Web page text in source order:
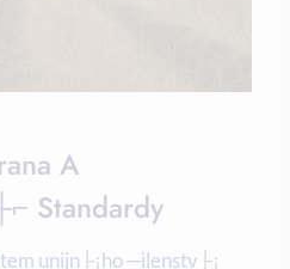
A
Standardy
unijn├¡ho ─ìlenstv├¡